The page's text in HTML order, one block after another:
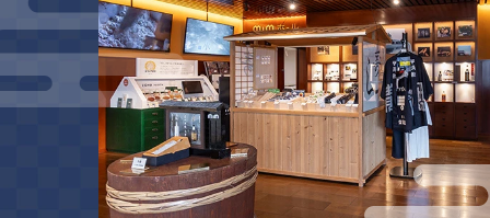
TOP
MIMとは
展示・アトラクション
ショップ
ご利用案内・コース紹介
アクセス